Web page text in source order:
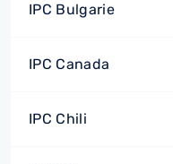
IPC Bulgarie
IPC Canada
IPC Chili